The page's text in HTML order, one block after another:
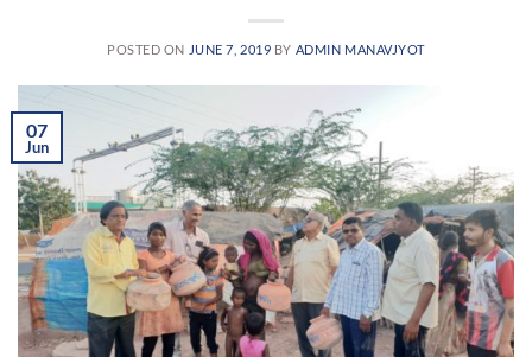
POSTED ON JUNE 7, 2019 BY ADMIN MANAVJYOT
07
Jun